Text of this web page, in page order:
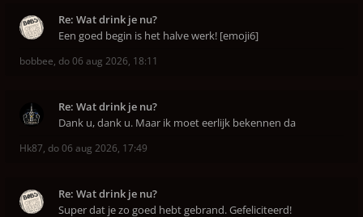
Re: Wat drink je nu?
Een goed begin is het halve werk! [emoji6]
bobbee, do 06 aug 2026, 18:11
Re: Wat drink je nu?
Dank u, dank u. Maar ik moet eerlijk bekennen da
Hk87, do 06 aug 2026, 17:49
Re: Wat drink je nu?
Super dat je zo goed hebt gebrand. Gefeliciteerd!